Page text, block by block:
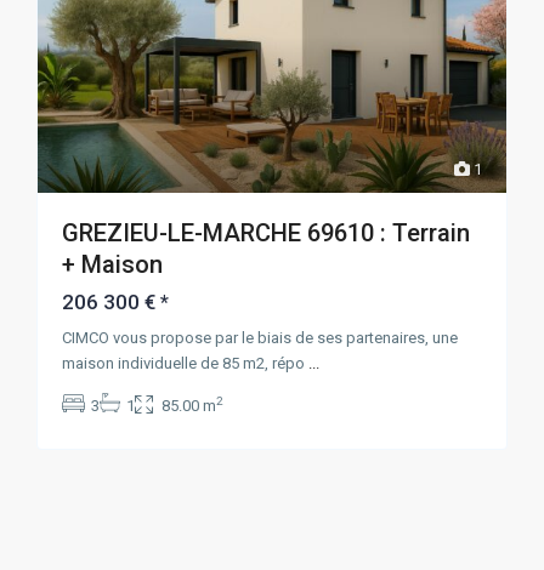
1
GREZIEU-LE-MARCHE 69610 : Terrain
+ Maison
206 300 €*
CIMCO vous propose par le biais de ses partenaires, une
maison individuelle de 85 m2, répo
3 1 85.00 m2